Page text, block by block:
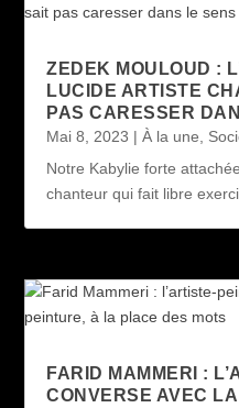
ZEDEK MOULOUD :
LUCIDE ARTISTE
PAS CARESSER
Mai 8, 2023 |À la une
Notre Kabylie forte
chanteur qui fait libre
FARID MAMMERI :
CONVERSE AVEC